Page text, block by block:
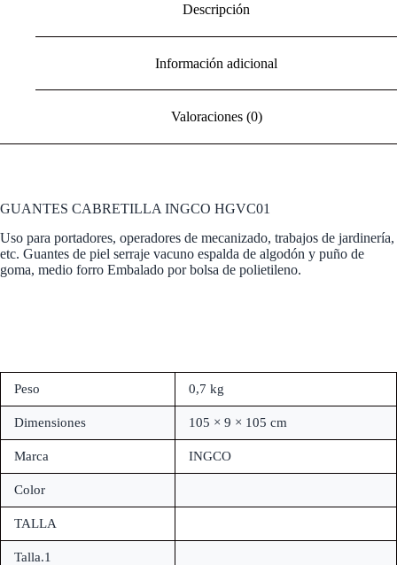
Descripción
Información adicional
Valoraciones (0)
GUANTES CABRETILLA INGCO HGVC01
Uso para portadores, operadores de mecanizado, trabajos de jardinería,
etc. Guantes de piel serraje vacuno espalda de algodón y puño de
goma, medio forro Embalado por bolsa de polietileno.
Peso 0,7 kg
Dimensiones 105 × 9 × 105 cm
Marca INGCO
Color
TALLA
Talla.1